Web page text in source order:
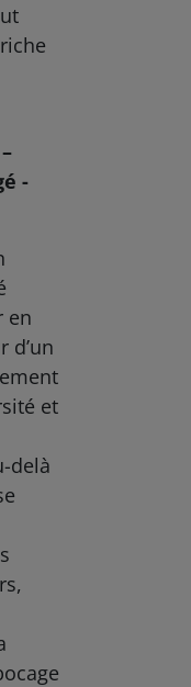
-
en
d’un
et
delà